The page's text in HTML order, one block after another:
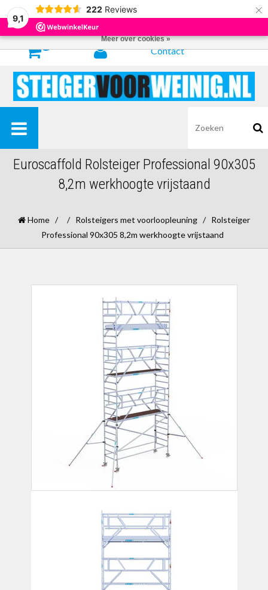
9,1
222 Reviews ×
Contact
Euroscaffold Rolsteiger Professional 90x305
8,2m werkhoogte vrijstaand
Home / / Rolsteigers met voorloopleuning / Rolsteiger
Professional 90x305 8,2m werkhoogte vrijstaand
Door het gebruiken van onze website, ga je akkoord met het gebruik van
cookies om onze website te verbeteren.
Meer over cookies »